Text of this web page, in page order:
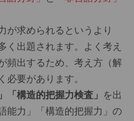
が求められるというより
く出題されます。よく考え
頻出するため、考え方（解
必要があります。
「構造的把握力検査」
を出
能力」「構造的把握力」 の